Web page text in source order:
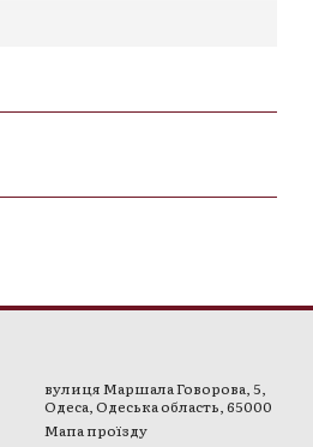
вулиця Маршала Говорова, 5,
Одеса, Одеська область, 65000
Мапа проїзду